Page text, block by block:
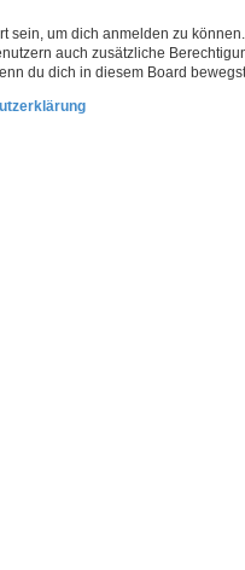
sein, um dich anmelden zu
auch zusätzliche
du dich in diesem Board